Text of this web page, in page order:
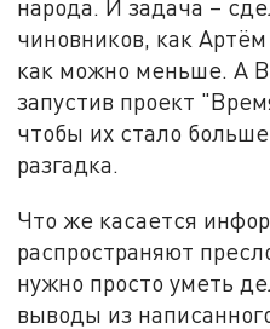
народа. И задача –
чиновников, как
как можно меньше. А
запустив проект
чтобы их стало
разгадка.
Что же касается
распространяют
нужно просто уметь
выводы из